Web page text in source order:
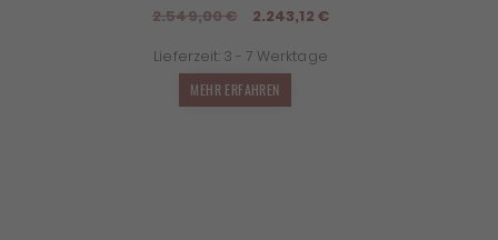
2.549,00€
Ursprünglicher
war:
2.549,00 €
2.243,12 €Aktueller
Lieferzeit: 3 - 7 Werktage
MEHR ERFAHREN